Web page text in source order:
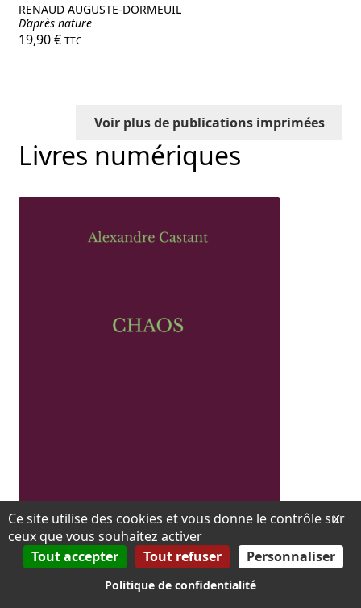
RENAUD AUGUSTE-DORMEUIL
D’après nature
19,90€ TTC
Voir plus de publications imprimées
Livres numériques
ALEXANDRE CASTANT
X
Ce site utilise des cookies et vous donne le contrôle sur
ceux que vous souhaitez activer
Tout accepter
Tout refuser Personnaliser
Politique de confidentialité